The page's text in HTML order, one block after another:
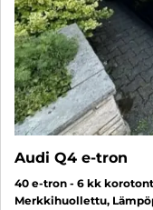
Audi Q4 e-tron
40 e-tron - 6 kk
Merkkihuollettu,